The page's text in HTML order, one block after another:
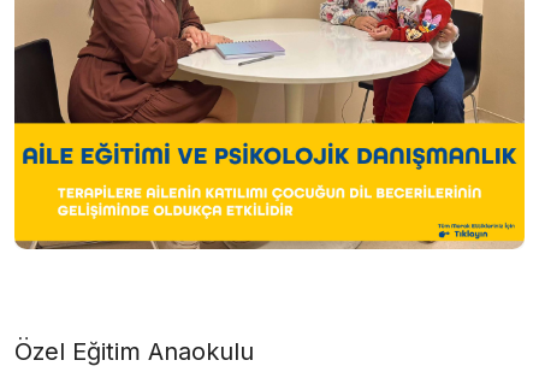
Özel Eğitim Anaokulu